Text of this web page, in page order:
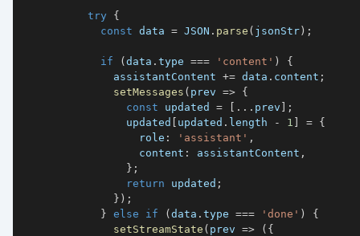
try
{
const data = JSON . parse ( jsonStr) ;
if (data . type === 'content' )
{
              assistantContent
+= data . content ;
setMessages ( prev => {
const updated = [ ... prev ] ;
                updated
[ updated . length - 1 ] = {
                  role
: 'assistant' ,
                  content
: assistantContent ,
} ;
return updated ;
} ) ;
} else if (data . type === 'done' )
{
setStreamState ( prev => ( {